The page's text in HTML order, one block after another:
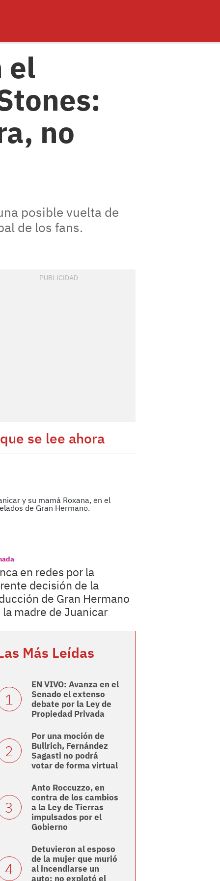
el
no
posible vuelta de
de los fans.
se lee ahora
en redes por la
decisión de la
de Gran Hermano
la madre de Juanicar
Más Leídas
EN VIVO: Avanza en el
Senado el extenso
debate por la Ley de
Propiedad Privada
Por una moción de
Bullrich, Fernández
Sagasti no podrá
votar de forma virtual
Anto Roccuzzo, en
contra de los cambios
a la Ley de Tierras
impulsados por el
Gobierno
Detuvieron al esposo
de la mujer que murió
al incendiarse un
auto: no explotó el